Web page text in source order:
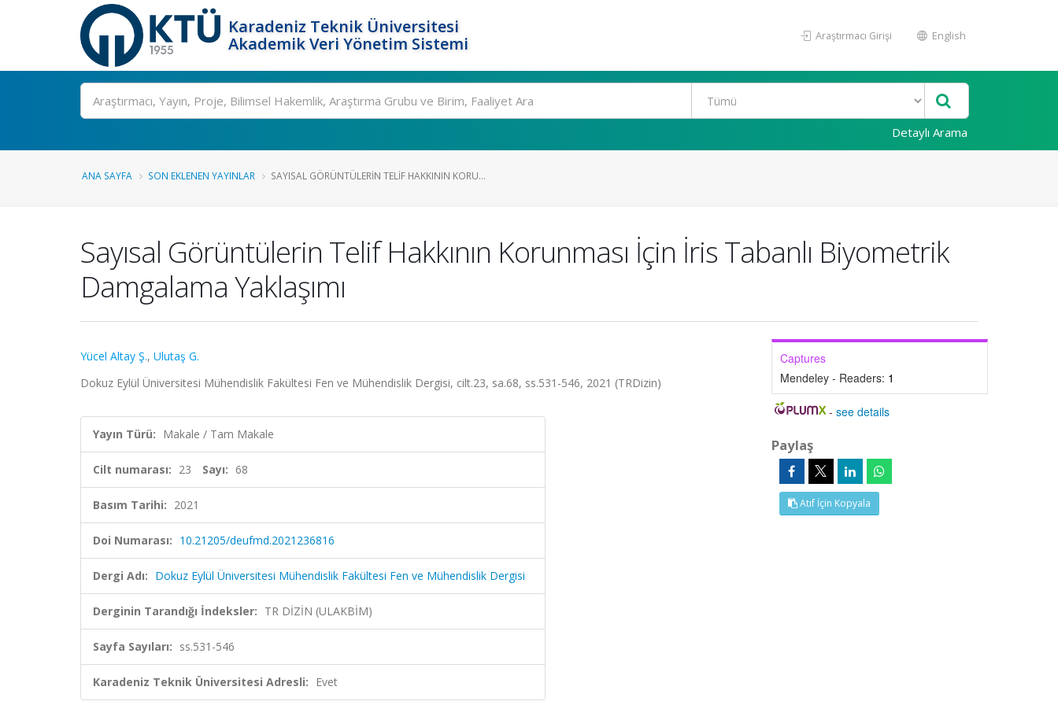
Karadeniz Teknik Üniversitesi
Akademik Veri Yönetim Sistemi
Araştırmacı Girişi English
Ara
Detaylı Arama
ANA SAYFA SON EKLENEN YAYINLAR SAYISAL GÖRÜNTÜLERIN TELIF HAKKININ KORU...
Sayısal Görüntülerin Telif Hakkının Korunması İçin İris Tabanlı Biyometrik
Damgalama Yaklaşımı
Yücel Altay Ş., Ulutaş G.
Dokuz Eylül Üniversitesi Mühendislik Fakültesi Fen ve Mühendislik Dergisi, cilt.23, sa.68, ss.531-546, 2021 (TRDizin)
Yayın Türü: Makale / Tam Makale
Cilt numarası: 23 Sayı: 68
Basım Tarihi: 2021
Doi Numarası: 10.21205/deufmd.2021236816
Dergi Adı: Dokuz Eylül Üniversitesi Mühendislik Fakültesi Fen ve Mühendislik Dergisi
Derginin Tarandığı İndeksler: TR DİZİN (ULAKBİM)
Sayfa Sayıları: ss.531-546
Karadeniz Teknik Üniversitesi Adresli: Evet
Captures
Mendeley - Readers: 1
-see details
Paylaş
Atıf İçin Kopyala